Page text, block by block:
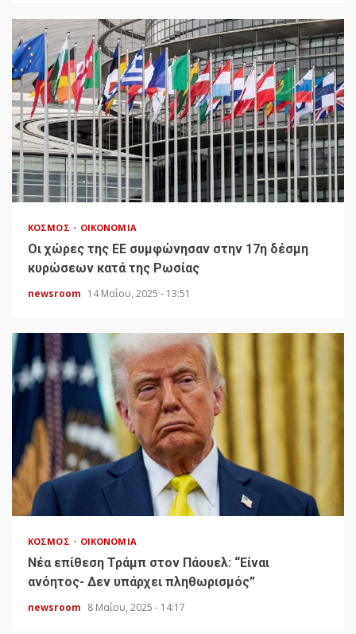
ΚΌΣΜΟΣ ΟΙΚΟΝΟΜΊΑ
Οι χώρες της ΕΕ συμφώνησαν στην 17η δέσμη
κυρώσεων κατά της Ρωσίας
newsroom 14 Μαΐου, 2025 - 13:51
ΚΌΣΜΟΣ ΟΙΚΟΝΟΜΊΑ
Νέα επίθεση Τράμπ στον Πάουελ: “Είναι
ανόητος- Δεν υπάρχει πληθωρισμός”
newsroom 8 Μαΐου, 2025 - 14:17